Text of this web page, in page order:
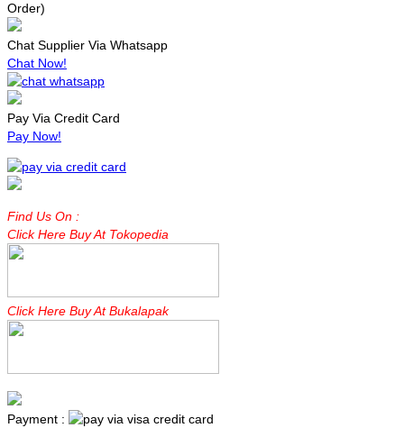
Order)
Chat Supplier Via Whatsapp
Chat Now!
Pay Via Credit Card
Pay Now!
Find Us On :
Click Here Buy At Tokopedia
Click Here Buy At Bukalapak
Payment :